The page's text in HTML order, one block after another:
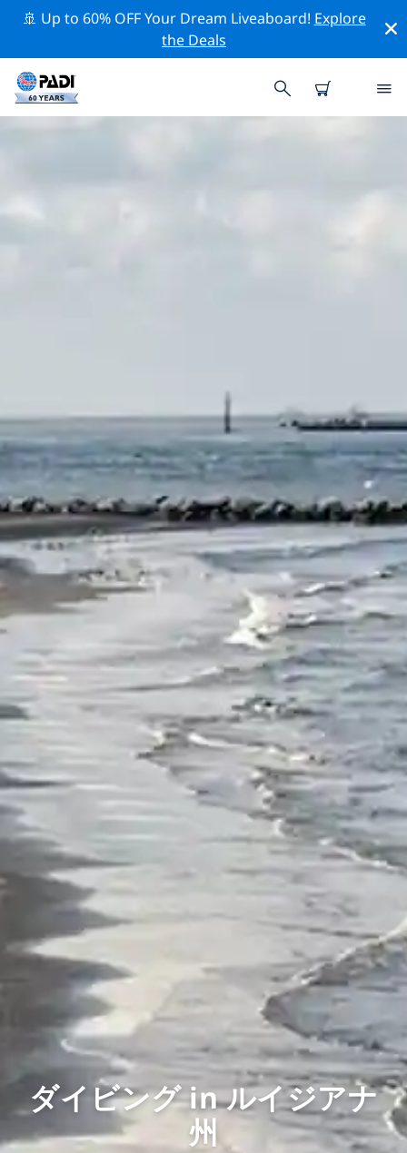
🚢 Up to 60% OFF Your Dream Liveaboard! Explore
the Deals
ダイビング in ルイジアナ
州